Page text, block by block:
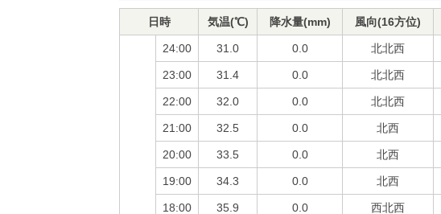
日時 気温(℃) 降水量(mm) 風向(16方位)
24:00 31.0 0.0 北北西
23:00 31.4 0.0 北北西
22:00 32.0 0.0 北北西
21:00 32.5 0.0 北西
20:00 33.5 0.0 北西
19:00 34.3 0.0 北西
18:00 35.9 0.0 西北西